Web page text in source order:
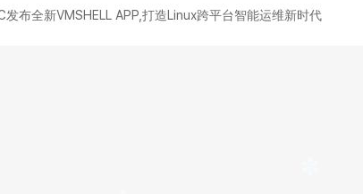
发布全新VMSHELL APP,打造Linux跨平台智能运维新时代